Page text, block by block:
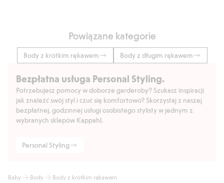
Powiązane kategorie
Body z krótkim rękawem Body z długim rękawem
Bezpłatna usługa Personal Styling.
Potrzebujesz pomocy w doborze garderoby? Szukasz inspiracji
jak znaleźć swój styl i czuć się komfortowo? Skorzystaj z naszej
bezpłatnej, godzinnej usługi osobistego stylisty w jednym z
wybranych sklepów Kappahl.
Personal Styling
Baby Body Body z krótkim rękawem